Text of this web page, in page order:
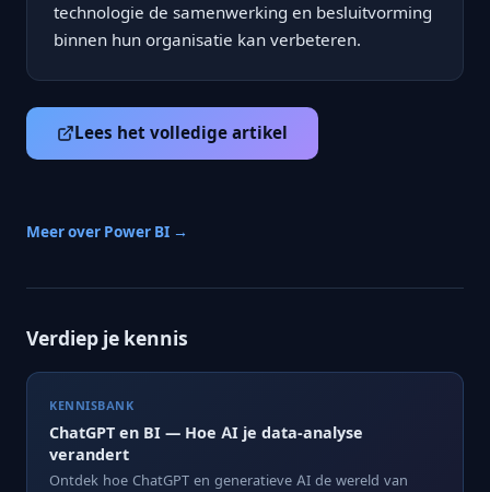
technologie de samenwerking en besluitvorming
binnen hun organisatie kan verbeteren.
Lees het volledige artikel
Meer over Power BI →
Verdiep je kennis
KENNISBANK
ChatGPT en BI — Hoe AI je data-analyse
verandert
Ontdek hoe ChatGPT en generatieve AI de wereld van